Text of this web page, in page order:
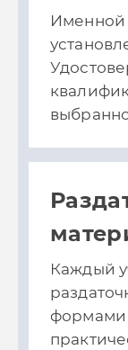
Именной
Каждый
формами